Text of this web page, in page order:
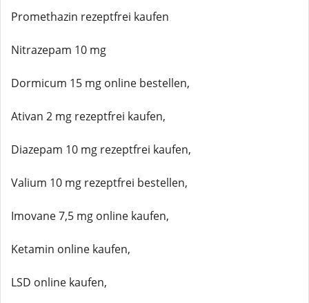
Promethazin rezeptfrei kaufen
Nitrazepam 10 mg
Dormicum 15 mg online bestellen,
Ativan 2 mg rezeptfrei kaufen,
Diazepam 10 mg rezeptfrei kaufen,
Valium 10 mg rezeptfrei bestellen,
Imovane 7,5 mg online kaufen,
Ketamin online kaufen,
LSD online kaufen,